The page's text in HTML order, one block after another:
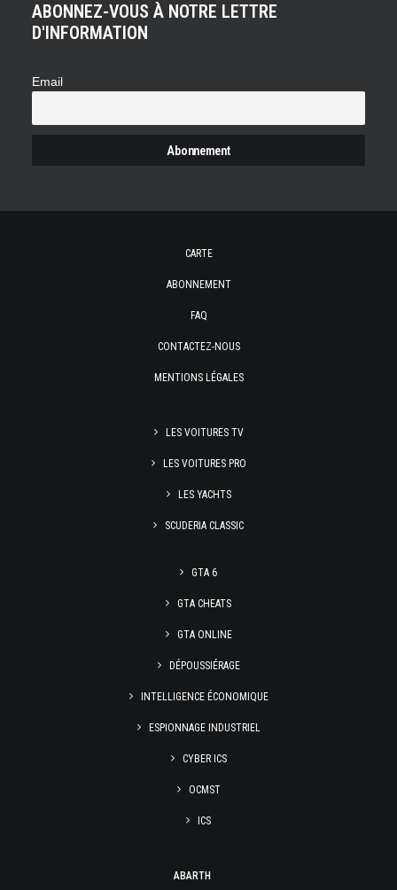
ABONNEZ-VOUS À NOTRE LETTRE
D'INFORMATION
Email
CARTE
ABONNEMENT
FAQ
CONTACTEZ-NOUS
MENTIONS LÉGALES
LES VOITURES TV
LES VOITURES PRO
LES YACHTS
SCUDERIA CLASSIC
GTA 6
GTA CHEATS
GTA ONLINE
DÉPOUSSIÉRAGE
INTELLIGENCE ÉCONOMIQUE
ESPIONNAGE INDUSTRIEL
CYBER ICS
OCMST
ICS
ABARTH